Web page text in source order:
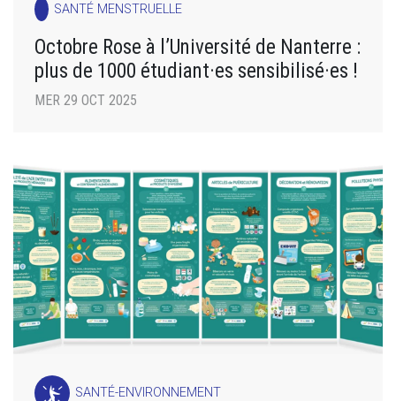
SANTÉ MENSTRUELLE
Octobre Rose à l’Université de Nanterre :
plus de 1000 étudiant·es sensibilisé·es !
MER 29 OCT 2025
SANTÉ-ENVIRONNEMENT